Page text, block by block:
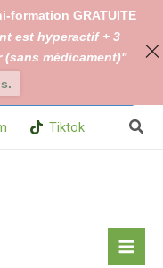
Tiktok
l’utilisation des
de cookies
formation GRATUITE
est hyperactif + 3
médicament)"